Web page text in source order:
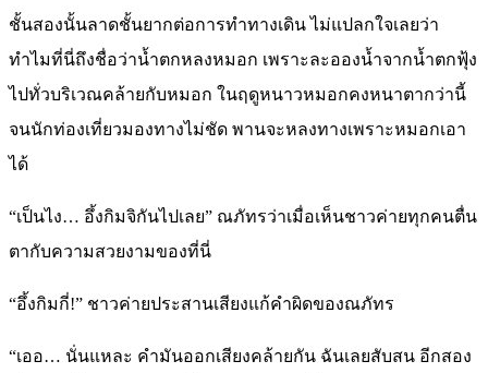
ชั้นสองนั้นลาดชั้นยากต่อการทำทางเดิน ไม่แปลกใจเลยว่า
ทำไมที่นี่ถึงชื่อว่าน้ำตกหลงหมอก เพราะละอองน้ำจากน้ำตกฟุ้ง
ไปทั่วบริเวณคล้ายกับหมอก ในฤดูหนาวหมอกคงหนาตากว่านี้
จนนักท่องเที่ยวมองทางไม่ชัด พานจะหลงทางเพราะหมอกเอา
ได้
“เป็นไง… อึ้งกิมจิกันไปเลย” ณภัทรว่าเมื่อเห็นชาวค่ายทุกคนตื่น
ตากับความสวยงามของที่นี่
“อึ้งกิมกี่!” ชาวค่ายประสานเสียงแก้คำผิดของณภัทร
“เออ… นั่นแหละ คำมันออกเสียงคล้ายกัน ฉันเลยสับสน อีกสอง